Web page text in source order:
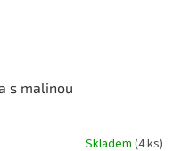
s malinou
Skladem (4 ks)